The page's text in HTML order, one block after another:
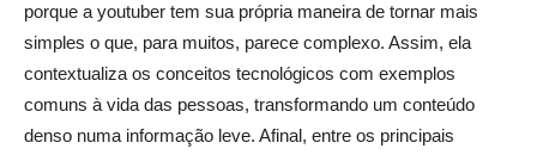
porque a youtuber tem sua própria maneira de tornar mais
simples o que, para muitos, parece complexo. Assim, ela
contextualiza os conceitos tecnológicos com exemplos
comuns à vida das pessoas, transformando um conteúdo
denso numa informação leve. Afinal, entre os principais